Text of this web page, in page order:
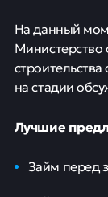
На данный
Министерство
на стадии
Лучшие
Займ перед